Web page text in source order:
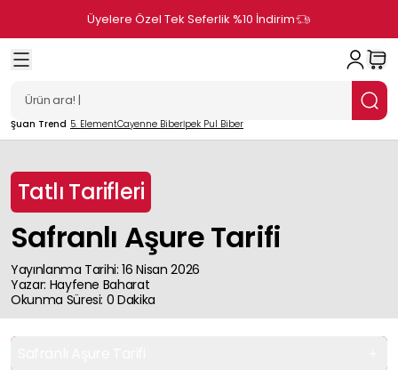
Üyelere Özel Tek Seferlik %10 İndirim
Şuan Trend 5. ElementCayenne Biberİpek Pul Biber
Tatlı Tarifleri
Safranlı Aşure Tarifi
Yayınlanma Tarihi: 16 Nisan 2026
Yazar: Hayfene Baharat
Okunma Süresi: 0 Dakika